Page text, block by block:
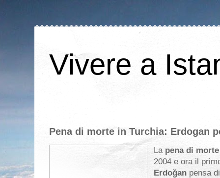
Vivere a
Pena di morte in Turchia: Erdogan
La pena di
2004 e ora il
Erdoğan pensa